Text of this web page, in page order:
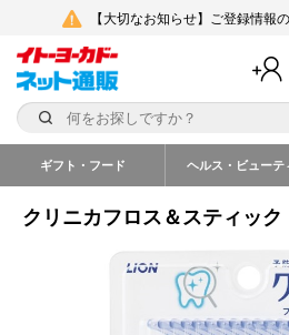
【大切なお知らせ】ご登録情報
ギフト・フード ヘルス・ビューテ
クリニカフロス＆スティッ